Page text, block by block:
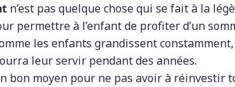
n’est pas quelque chose qui se fait à la
permettre à l’enfant de profiter d’un
les enfants grandissent constamment,
leur servir pendant des années.
bon moyen pour ne pas avoir à réinvestir